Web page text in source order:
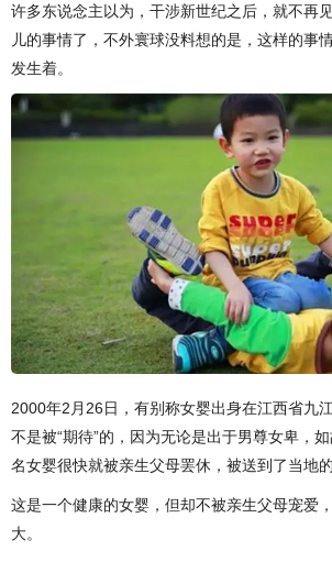
许多东说念主以为，干涉新世纪之后，就不再
儿的事情了，不外寰球没料想的是，这样的事
发生着。
2000年2月26日，有别称女婴出身在江西省九
不是被“期待”的，因为无论是出于男尊女卑，
名女婴很快就被亲生父母罢休，被送到了当地
这是一个健康的女婴，但却不被亲生父母宠爱
大。